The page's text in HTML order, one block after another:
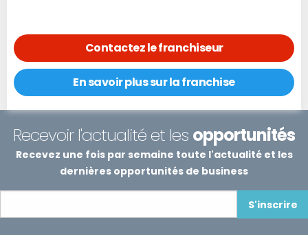
Contactez le franchiseur
En savoir plus sur la franchise
Recevoir l'actualité et les opportunités
Recevez une fois par semaine toute l'actualité et les
dernières opportunités de business
S'inscrire